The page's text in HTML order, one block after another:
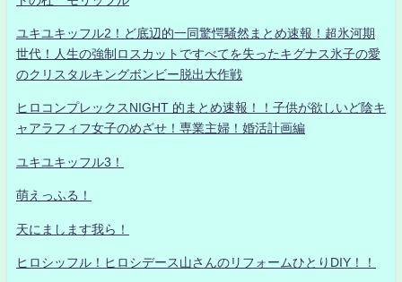
ユキユキッフル2！ど底辺的一同驚愕騒然まとめ速報！超氷河期
世代！人生の強制ロスカットですべてを失ったキグナス氷子の愛
のクリスタルキングボンビー脱出大作戦
ヒロコンプレックスNIGHT 的まとめ速報！！子供が欲しいど陰キ
ャアラフィフ女子のめざせ！専業主婦！婚活計画編
ユキユキッフル3！
萌えっふる！
天にまします我ら！
ヒロシッフル！ヒロシデース山さんのリフォームひとりDIY！！